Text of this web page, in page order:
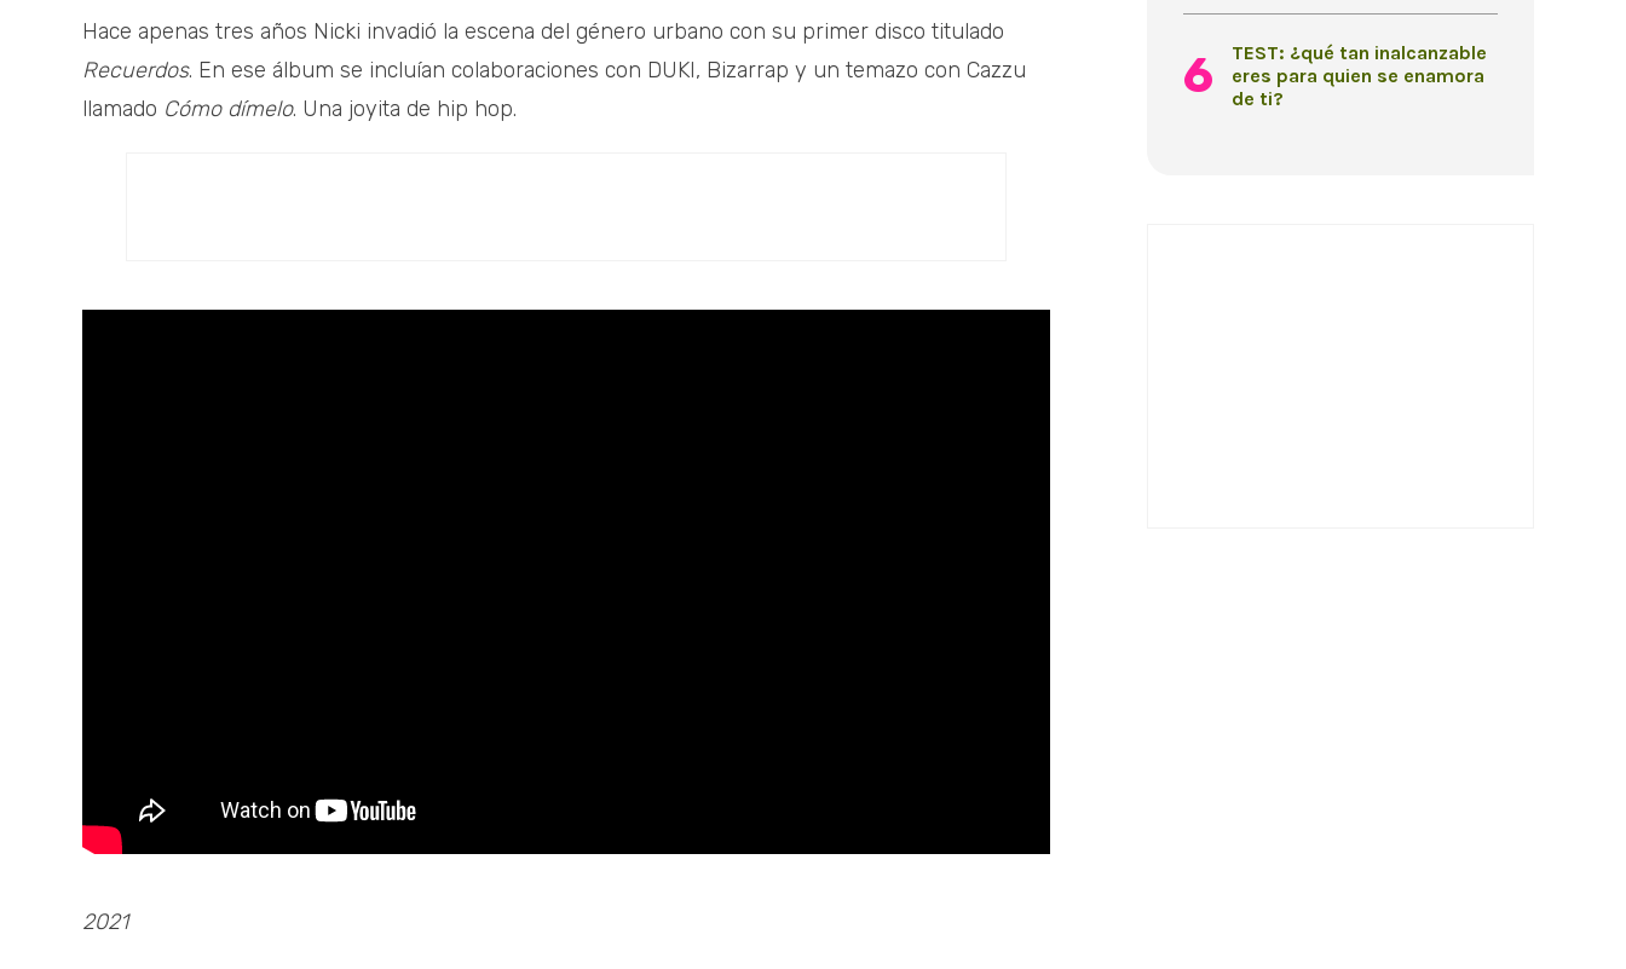
Hace apenas tres años Nicki invadió la escena del género urbano con su primer disco titulado
Recuerdos. En ese álbum se incluían colaboraciones con DUKI, Bizarrap y un temazo con Cazzu
llamado Cómo dímelo. Una joyita de hip hop.
2021
TEST: ¿qué tan inalcanzable
eres para quien se enamora
de ti?